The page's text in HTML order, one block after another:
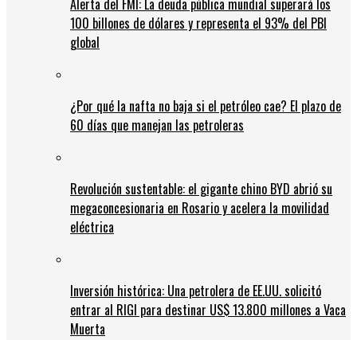
Alerta del FMI: La deuda pública mundial superará los
100 billones de dólares y representa el 93% del PBI
global
¿Por qué la nafta no baja si el petróleo cae? El plazo de
60 días que manejan las petroleras
Revolución sustentable: el gigante chino BYD abrió su
megaconcesionaria en Rosario y acelera la movilidad
eléctrica
Inversión histórica: Una petrolera de EE.UU. solicitó
entrar al RIGI para destinar US$ 13.800 millones a Vaca
Muerta